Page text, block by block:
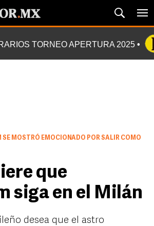
TORNEO APERTURA 2025
SE MOSTRÓ EMOCIONADO POR SALIR COMO
que
siga en el Milán
desea que el astro